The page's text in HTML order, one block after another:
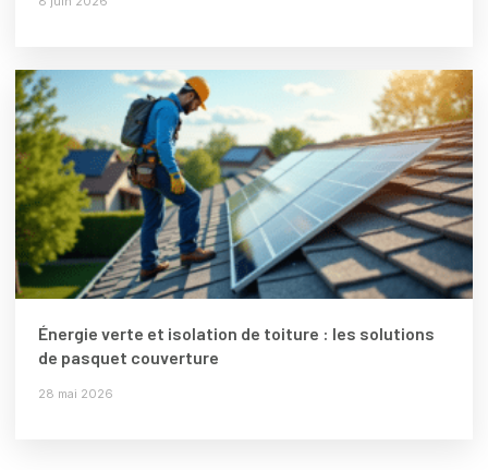
Énergie verte et isolation de toiture : les solutions
de pasquet couverture
28 mai 2026